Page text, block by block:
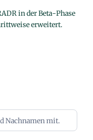
in der Beta-Phase
erweitert.